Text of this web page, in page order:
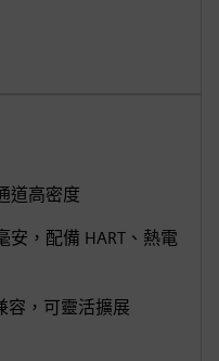
道高密度
，配備 HART、熱電
容，可靈活擴展